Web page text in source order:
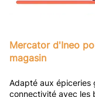
Mercator d'Ineo
magasin
Adapté aux épiceries
connectivité avec les